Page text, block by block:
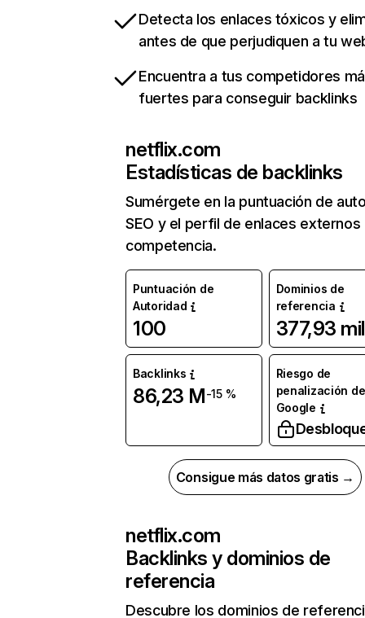
Detecta los enlaces tóxicos y
antes de que perjudiquen a tu
Encuentra a tus competidores
fuertes para conseguir backlinks
netflix.com
Estadísticas de backlinks
Sumérgete en la puntuación de
SEO y el perfil de enlaces externos
competencia.
Puntuación de
Autoridad
100
Dominios de
referencia
377,93 mil
Backlinks
86,23 M-15 %
Riesgo de
penalización de
Google
Consigue más datos gratis →
netflix.com
Backlinks y dominios de
referencia
Descubre los dominios de